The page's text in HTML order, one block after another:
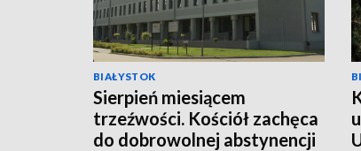
BIAŁYSTOK
Sierpień miesiącem
trzeźwości. Kościół zachęca
do dobrowolnej abstynencji